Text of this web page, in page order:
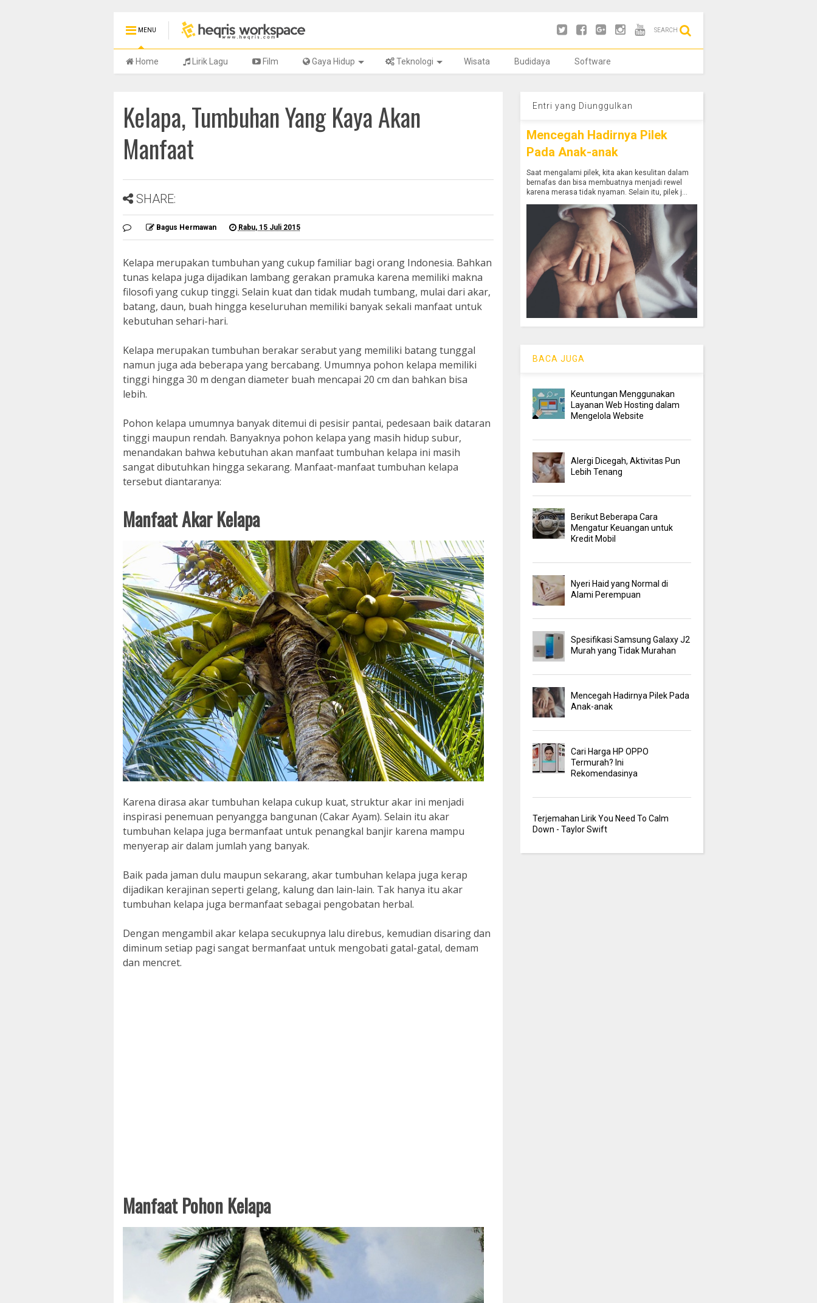
MENU SEARCH
Home Lirik Lagu Film Gaya Hidup Teknologi Wisata Budidaya Software
Kelapa, Tumbuhan Yang Kaya Akan
Manfaat
SHARE:
Bagus Hermawan Rabu, 15 Juli 2015
Kelapa merupakan tumbuhan yang cukup familiar bagi orang Indonesia. Bahkan
tunas kelapa juga dijadikan lambang gerakan pramuka karena memiliki makna
filosofi yang cukup tinggi. Selain kuat dan tidak mudah tumbang, mulai dari akar,
batang, daun, buah hingga keseluruhan memiliki banyak sekali manfaat untuk
kebutuhan sehari-hari.
Kelapa merupakan tumbuhan berakar serabut yang memiliki batang tunggal
namun juga ada beberapa yang bercabang. Umumnya pohon kelapa memiliki
tinggi hingga 30 m dengan diameter buah mencapai 20 cm dan bahkan bisa
lebih.
Pohon kelapa umumnya banyak ditemui di pesisir pantai, pedesaan baik dataran
tinggi maupun rendah. Banyaknya pohon kelapa yang masih hidup subur,
menandakan bahwa kebutuhan akan manfaat tumbuhan kelapa ini masih
sangat dibutuhkan hingga sekarang. Manfaat-manfaat tumbuhan kelapa
tersebut diantaranya:
Manfaat Akar Kelapa
Karena dirasa akar tumbuhan kelapa cukup kuat, struktur akar ini menjadi
inspirasi penemuan penyangga bangunan (Cakar Ayam). Selain itu akar
tumbuhan kelapa juga bermanfaat untuk penangkal banjir karena mampu
menyerap air dalam jumlah yang banyak.
Baik pada jaman dulu maupun sekarang, akar tumbuhan kelapa juga kerap
dijadikan kerajinan seperti gelang, kalung dan lain-lain. Tak hanya itu akar
tumbuhan kelapa juga bermanfaat sebagai pengobatan herbal.
Dengan mengambil akar kelapa secukupnya lalu direbus, kemudian disaring dan
diminum setiap pagi sangat bermanfaat untuk mengobati gatal-gatal, demam
dan mencret.
Manfaat Pohon Kelapa
Entri yang Diunggulkan
Mencegah Hadirnya Pilek
Pada Anak-anak
Saat mengalami pilek, kita akan kesulitan dalam
bernafas dan bisa membuatnya menjadi rewel
karena merasa tidak nyaman. Selain itu, pilek j...
BACA JUGA
Keuntungan Menggunakan
Layanan Web Hosting dalam
Mengelola Website
Alergi Dicegah, Aktivitas Pun
Lebih Tenang
Berikut Beberapa Cara
Mengatur Keuangan untuk
Kredit Mobil
Nyeri Haid yang Normal di
Alami Perempuan
Spesifikasi Samsung Galaxy J2
Murah yang Tidak Murahan
Mencegah Hadirnya Pilek Pada
Anak-anak
Cari Harga HP OPPO
Termurah? Ini
Rekomendasinya
Terjemahan Lirik You Need To Calm
Down - Taylor Swift